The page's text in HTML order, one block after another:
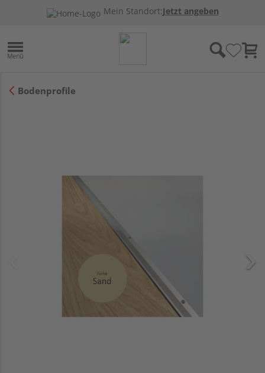
Mein Standort:Jetzt angeben
Bodenprofile